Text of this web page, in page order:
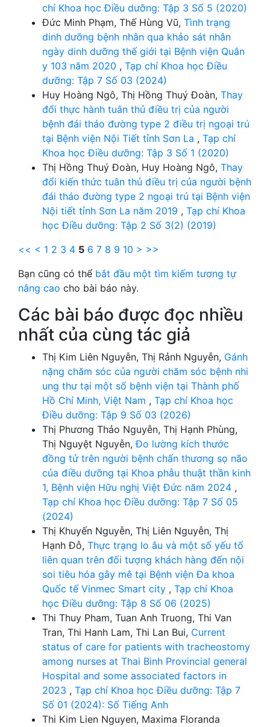
chí Khoa học Điều dưỡng: Tập 3 Số 5 (2020)
Đức Minh Phạm, Thế Hùng Vũ, Tình trạng
dinh dưỡng bệnh nhân qua khảo sát nhân
ngày dinh dưỡng thế giới tại Bệnh viện Quân
y 103 năm 2020 , Tạp chí Khoa học Điều
dưỡng: Tập 7 Số 03 (2024)
Huy Hoàng Ngô, Thị Hồng Thuý Đoàn, Thay
đổi thực hành tuân thủ điều trị của người
bệnh đái tháo đường type 2 điều trị ngoại trú
tại Bệnh viện Nội Tiết tỉnh Sơn La , Tạp chí
Khoa học Điều dưỡng: Tập 3 Số 1 (2020)
Thị Hồng Thuý Đoàn, Huy Hoàng Ngô, Thay
đổi kiến thức tuân thủ điều trị của người bệnh
đái tháo đường type 2 ngoại trú tại Bệnh viện
Nội tiết tỉnh Sơn La năm 2019 , Tạp chí Khoa
học Điều dưỡng: Tập 2 Số 3(2) (2019)
<< < 1 2 3 4 5 6 7 8 9 10 > >>
Bạn cũng có thể bắt đầu một tìm kiếm tương tự
nâng cao cho bài báo này.
Các bài báo được đọc nhiều
nhất của cùng tác giả
Thị Kim Liên Nguyễn, Thị Rảnh Nguyễn, Gánh
nặng chăm sóc của người chăm sóc bệnh nhi
ung thư tại một số bệnh viện tại Thành phố
Hồ Chí Minh, Việt Nam , Tạp chí Khoa học
Điều dưỡng: Tập 9 Số 03 (2026)
Thị Phương Thảo Nguyễn, Thị Hạnh Phùng,
Thị Nguyệt Nguyễn,Đo lường kích thước
đồng tử trên người bệnh chấn thương sọ não
của điều dưỡng tại Khoa phẫu thuật thần kinh
1, Bệnh viện Hữu nghị Việt Đức năm 2024 ,
Tạp chí Khoa học Điều dưỡng: Tập 7 Số 05
(2024)
Thị Khuyến Nguyễn, Thị Liên Nguyễn, Thị
Hạnh Đỗ, Thực trạng lo âu và một số yếu tố
liên quan trên đối tượng khách hàng đến nội
soi tiêu hóa gây mê tại Bệnh viện Đa khoa
Quốc tế Vinmec Smart city , Tạp chí Khoa
học Điều dưỡng: Tập 8 Số 06 (2025)
Thi Thuy Pham, Tuan Anh Truong, Thi Van
Tran, Thi Hanh Lam, Thi Lan Bui, Current
status of care for patients with tracheostomy
among nurses at Thai Binh Provincial general
Hospital and some associated factors in
2023 , Tạp chí Khoa học Điều dưỡng: Tập 7
Số 01 (2024): Số Tiếng Anh
Thi Kim Lien Nguyen, Maxima Floranda